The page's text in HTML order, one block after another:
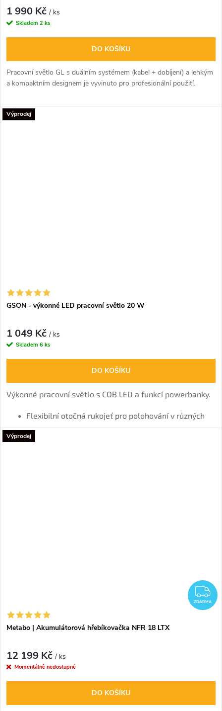
1 990 Kč/ ks
Skladem 2 ks
DO KOŠÍKU
Pracovní světlo GL s duálním systémem (kabel + dobíjení) a lehkým
a kompaktním designem je vyvinuto pro profesionální použití.
Výprodej
GSON - výkonné LED pracovní světlo 20 W
1 049 Kč/ ks
Skladem 6 ks
DO KOŠÍKU
Výkonné pracovní světlo s COB LED a funkcí powerbanky.
Flexibilní otočná rukojeť pro polohování v různých
úhlech a zavěšení.
3 režimy (nízké/vysoké/červené výstražné světlo).
Výprodej
ZDARMA
Metabo | Akumulátorová hřebíkovačka NFR 18 LTX
12 199 Kč/ ks
Momentálně nedostupné
DO KOŠÍKU